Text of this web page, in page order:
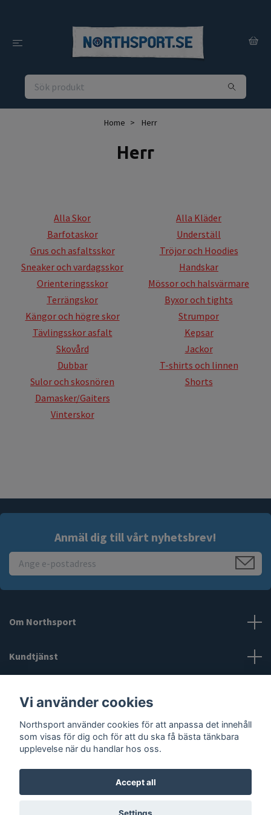
Home Herr
Herr
Alla Skor
Alla Kläder
Barfotaskor
Underställ
Grus och asfaltsskor
Tröjor och Hoodies
Sneaker och vardagsskor
Handskar
Orienteringsskor
Mössor och halsvärmare
Terrängskor
Byxor och tights
Kängor och högre skor
Strumpor
Tävlingsskor asfalt
Kepsar
Skovård
Jackor
Dubbar
T-shirts och linnen
Sulor och skosnören
Shorts
Damasker/Gaiters
Vinterskor
Anmäl dig till vårt nyhetsbrev!
Om Northsport
Kundtjänst
Social Media
© 2026 Northsport
Vi använder cookies
Northsport använder cookies för att anpassa det innehåll
som visas för dig och för att du ska få bästa tänkbara
upplevelse när du handlar hos oss.
Accept all